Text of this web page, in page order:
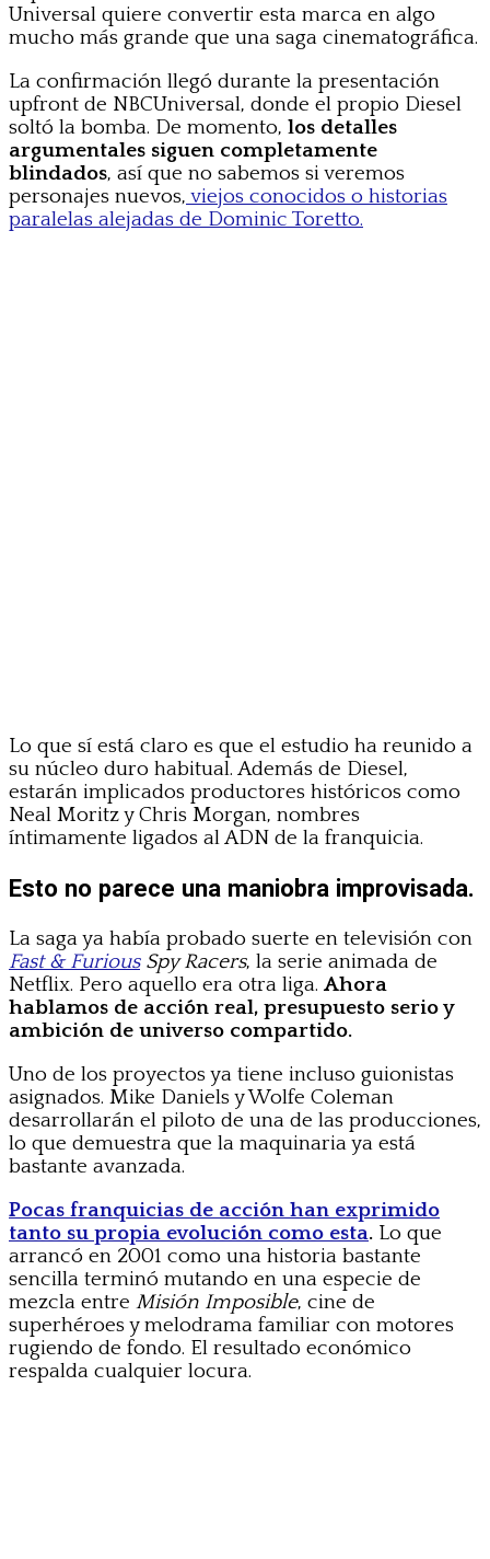
Universal quiere convertir esta marca en algo
mucho más grande que una saga cinematográfica.
La confirmación llegó durante la presentación
upfront de NBCUniversal, donde el propio Diesel
soltó la bomba. De momento, los detalles
argumentales siguen completamente
blindados, así que no sabemos si veremos
personajes nuevos, viejos conocidos o historias
paralelas alejadas de Dominic Toretto.
Lo que sí está claro es que el estudio ha reunido a
su núcleo duro habitual. Además de Diesel,
estarán implicados productores históricos como
Neal Moritz y Chris Morgan, nombres
íntimamente ligados al ADN de la franquicia.
Esto no parece una maniobra improvisada.
La saga ya había probado suerte en televisión con
Fast & FuriousSpy Racers, la serie animada de
Netflix. Pero aquello era otra liga. Ahora
hablamos de acción real, presupuesto serio y
ambición de universo compartido.
Uno de los proyectos ya tiene incluso guionistas
asignados. Mike Daniels y Wolfe Coleman
desarrollarán el piloto de una de las producciones,
lo que demuestra que la maquinaria ya está
bastante avanzada.
Pocas franquicias de acción han exprimido
tanto su propia evolución como esta. Lo que
arrancó en 2001 como una historia bastante
sencilla terminó mutando en una especie de
mezcla entre Misión Imposible, cine de
superhéroes y melodrama familiar con motores
rugiendo de fondo. El resultado económico
respalda cualquier locura.